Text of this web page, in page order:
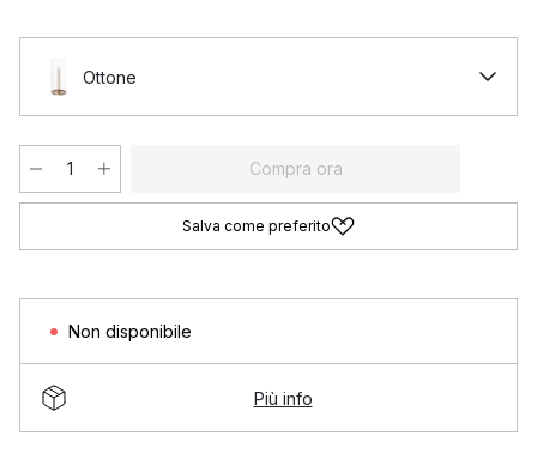
Ottone
Compra ora
Salva come preferito
Non disponibile
Più info